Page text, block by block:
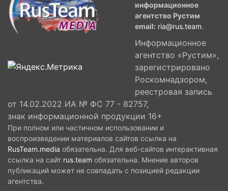
информационное
агентство Рустим
email: ria@rus.team.
Информационное
агентство «Рустим»,
зарегистрировано
Роскомнадзором,
реестровая запись
от 14.02.2022 ИА № ФС 77 - 82757,
знак информационной продукции 16+
При полном или частичном использовании и
воспроизведении материалов сайтов ссылка на
RusTeam.media обязательна. Для веб-сайтов интерактивная
ссылка на сайт rus.team обязательна. Мнение авторов
публикаций может не совпадать с позицией редакции
агентства.